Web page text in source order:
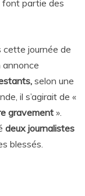
font partie des
cette journée de
annonce
selon une
il s’agirait de «
gravement ».
deux journalistes
blessés.